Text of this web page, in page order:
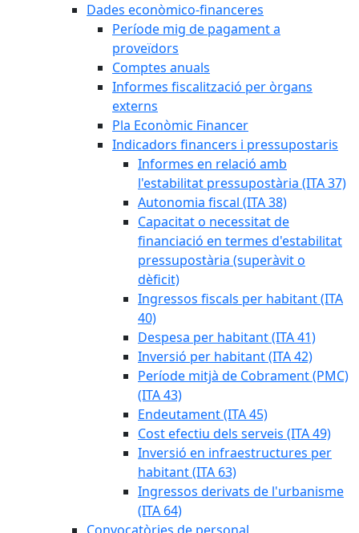
Dades econòmico-financeres
Període mig de pagament a
proveïdors
Comptes anuals
Informes fiscalització per òrgans
externs
Pla Econòmic Financer
Indicadors financers i pressupostaris
Informes en relació amb
l'estabilitat pressupostària (ITA 37)
Autonomia fiscal (ITA 38)
Capacitat o necessitat de
financiació en termes d'estabilitat
pressupostària (superàvit o
dèficit)
Ingressos fiscals per habitant (ITA
40)
Despesa per habitant (ITA 41)
Inversió per habitant (ITA 42)
Període mitjà de Cobrament (PMC)
(ITA 43)
Endeutament (ITA 45)
Cost efectiu dels serveis (ITA 49)
Inversió en infraestructures per
habitant (ITA 63)
Ingressos derivats de l'urbanisme
(ITA 64)